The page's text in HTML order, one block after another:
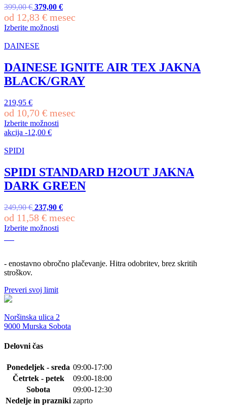
na
strani
izdelka
399,00€ Izvirna
cena
je
bila:
399,00 €.
379,00 €
cena
od 12,83 € mesec
Izberite možnosti
izdelek
več
različic.
Možnosti
izberete
strani
izdelka
DAINESE
DAINESE IGNITE AIR TEX JAKNA
BLACK/GRAY
219,95 €
od 10,70 € mesec
Izberite možnosti
Ta
ima
različic.
Možnosti
lahko
na
strani
izdelka
akcija -12,00 €
SPIDI
SPIDI STANDARD H2OUT JAKNA
DARK GREEN
249,90€ Izvirna
cena
je
bila:
237,90 €
cena
od 11,58 € mesec
Izberite možnosti
več
različic.
lahko
izberete
strani
izdelka
- enostavno obročno plačevanje. Hitra odobritev, brez skritih
stroškov.
Preveri svoj limit
Noršinska ulica 2
9000 Murska Sobota
Delovni čas
Ponedeljek - sreda 09:00-17:00
Četrtek - petek
09:00-18:00
Sobota
09:00-12:30
Nedelje in prazniki zaprto